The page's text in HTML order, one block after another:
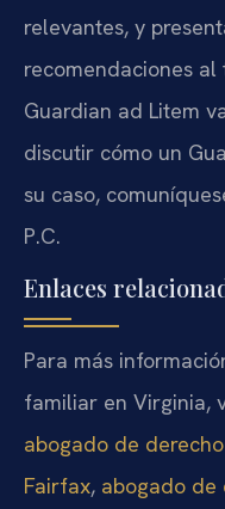
relevantes, y
recomendaciones
Guardian ad Litem
discutir cómo un
su caso,
P.C.
Enlaces
Para más
familiar en Virginia,
abogado de
Fairfax, abogado